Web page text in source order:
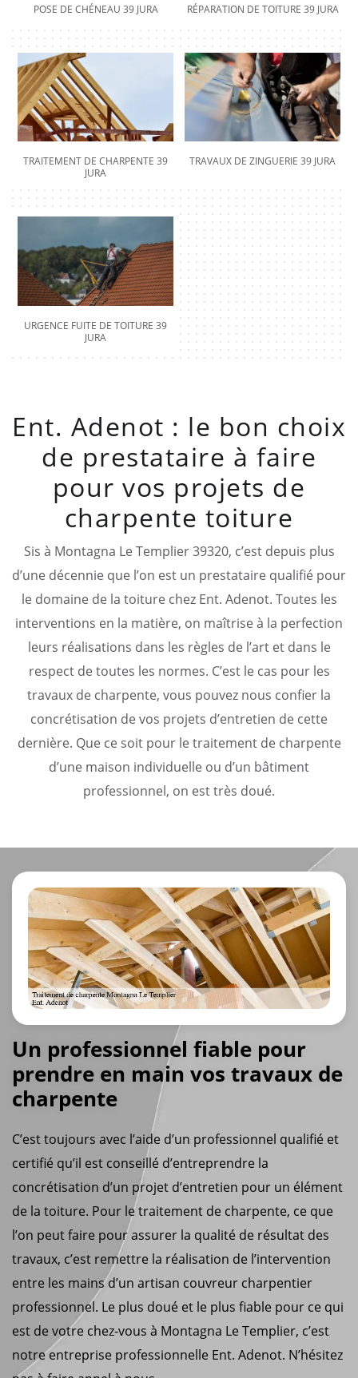
POSE DE CHÉNEAU 39 JURA RÉPARATION DE TOITURE 39 JURA
TRAITEMENT DE CHARPENTE 39
JURA
TRAVAUX DE ZINGUERIE 39 JURA
URGENCE FUITE DE TOITURE 39
JURA
Ent. Adenot : le bon choix
de prestataire à faire
pour vos projets de
charpente toiture
Sis à Montagna Le Templier 39320, c’est depuis plus
d’une décennie que l’on est un prestataire qualifié pour
le domaine de la toiture chez Ent. Adenot. Toutes les
interventions en la matière, on maîtrise à la perfection
leurs réalisations dans les règles de l’art et dans le
respect de toutes les normes. C’est le cas pour les
travaux de charpente, vous pouvez nous confier la
concrétisation de vos projets d’entretien de cette
dernière. Que ce soit pour le traitement de charpente
d’une maison individuelle ou d’un bâtiment
professionnel, on est très doué.
Un professionnel fiable pour
prendre en main vos travaux de
charpente
C’est toujours avec l’aide d’un professionnel qualifié et
certifié qu’il est conseillé d’entreprendre la
concrétisation d’un projet d’entretien pour un élément
de la toiture. Pour le traitement de charpente, ce que
l’on peut faire pour assurer la qualité de résultat des
travaux, c’est remettre la réalisation de l’intervention
entre les mains d’un artisan couvreur charpentier
professionnel. Le plus doué et le plus fiable pour ce qui
est de votre chez-vous à Montagna Le Templier, c’est
notre entreprise professionnelle Ent. Adenot. N’hésitez